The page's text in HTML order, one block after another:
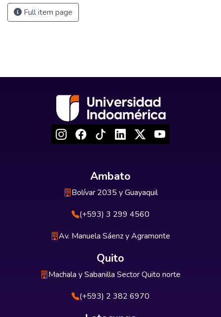
Full item page
Ambato
Bolívar 2035 y Guayaquil
(+593) 3 299 4560
Av. Manuela Sáenz y Agramonte
Quito
Machala y Sabanilla Sector Quito norte
(+593) 2 382 6970